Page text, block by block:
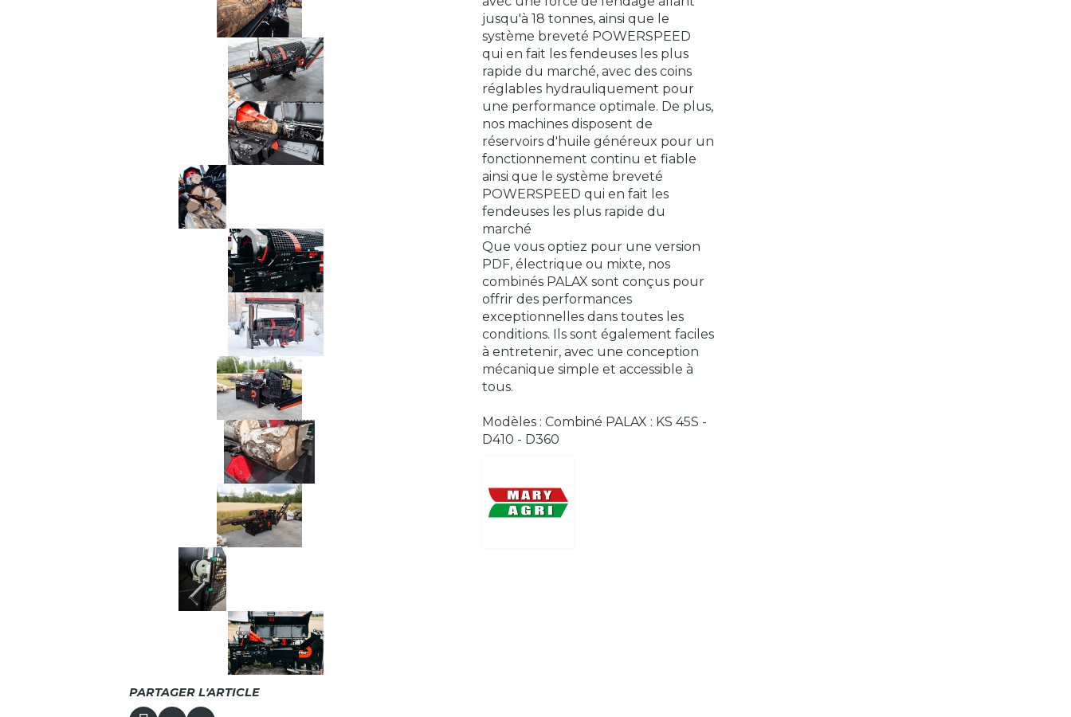
PARTAGER L'ARTICLE
jusqu'à 18 tonnes, ainsi que le
système breveté POWERSPEED
qui en fait les fendeuses les plus
rapide du marché, avec des coins
réglables hydrauliquement pour
une performance optimale. De plus,
nos machines disposent de
réservoirs d'huile généreux pour un
fonctionnement continu et fiable
ainsi que le système breveté
POWERSPEED qui en fait les
fendeuses les plus rapide du
marché
Que vous optiez pour une version
PDF, électrique ou mixte, nos
combinés PALAX sont conçus pour
offrir des performances
exceptionnelles dans toutes les
conditions. Ils sont également faciles
à entretenir, avec une conception
mécanique simple et accessible à
tous.
Modèles : Combiné PALAX : KS 45S -
D410 - D360